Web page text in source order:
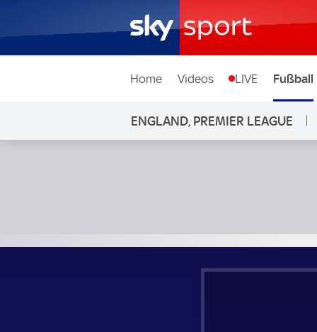
Home Videos LIVE Fußball
ENGLAND, PREMIER LEAGUE